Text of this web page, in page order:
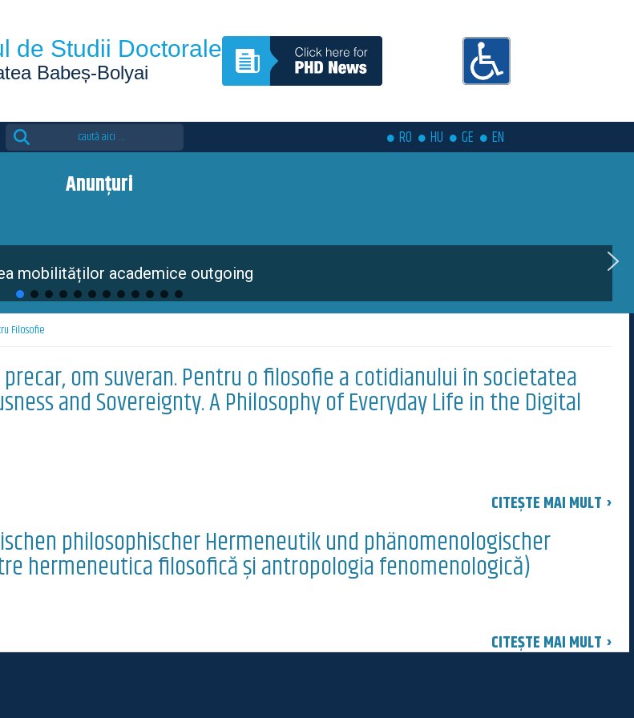
de Studii Doctorale
Babeș-Bolyai
Search
for:
RO HU GE EN
Anunțuri
mobilităților academice outgoing
Filosofie
precar, om suveran. Pentru o filosofie a cotidianului în societatea
and Sovereignty. A Philosophy of Everyday Life in the Digital
CITEȘTE MAI MULT ›
philosophischer Hermeneutik und phänomenologischer
hermeneutica filosofică și antropologia fenomenologică)
CITEȘTE MAI MULT ›